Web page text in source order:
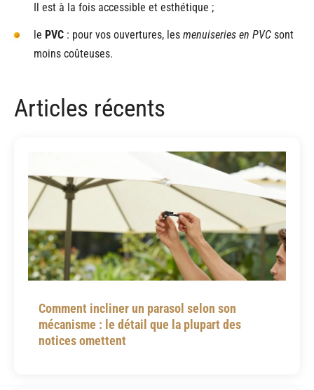
Il est à la fois accessible et esthétique ;
le PVC : pour vos ouvertures, les menuiseries en PVC sont
moins coûteuses.
Articles récents
Comment incliner un parasol selon son
mécanisme : le détail que la plupart des
notices omettent